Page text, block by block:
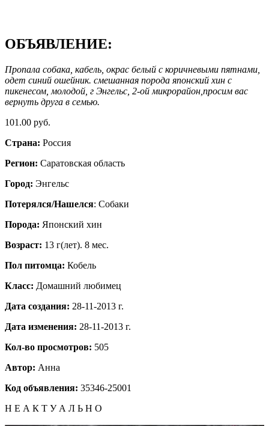
ОБЪЯВЛЕНИЕ:
Пропала собака, кабель, окрас белый с коричневыми пятнами,
одет синий ошейник. смешанная порода японский хин с
пикенесом, молодой, г Энгельс, 2-ой микрорайон,просим вас
вернуть друга в семью.
101.00 руб.
Страна: Россия
Регион: Саратовская область
Город: Энгельс
Потерялся/Нашелся: Собаки
Порода: Японский хин
Возраст: 13 г(лет). 8 мес.
Пол питомца: Кобель
Класс: Домашний любимец
Дата создания: 28-11-2013 г.
Дата изменения: 28-11-2013 г.
Кол-во просмотров: 505
Автор: Анна
Код объявления: 35346-25001
Н Е А К Т У А Л Ь Н О